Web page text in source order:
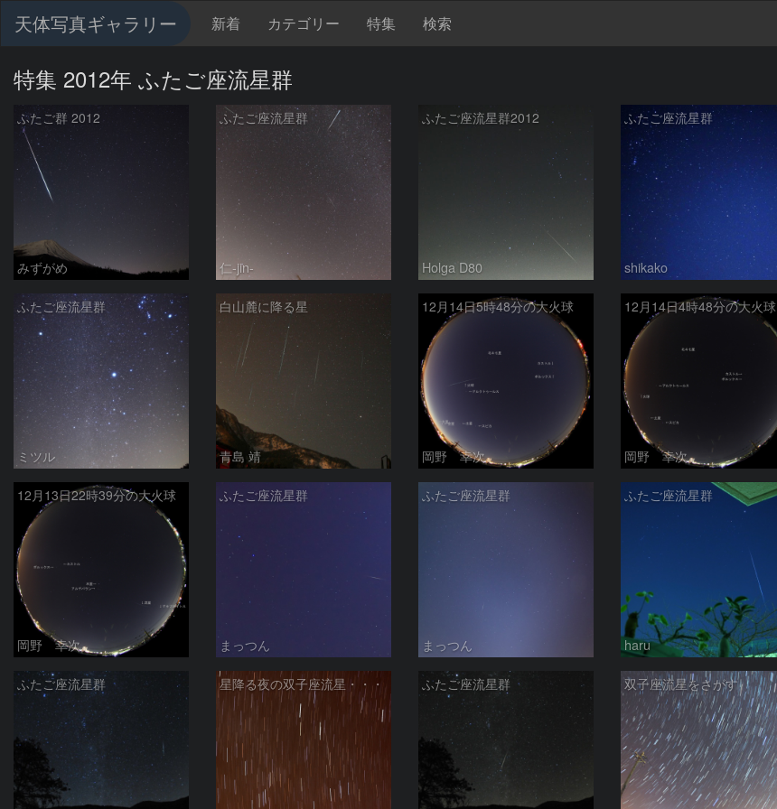
天体写真ギャラリー 新着 カテゴリー 特集 検索
特集 2012年 ふたご座流星群
ふたご群 2012
みずがめ
ふたご座流星群
仁-jin-
ふたご座流星群2012
Holga D80
ふたご座流星群
shikako
ふたご座流星群
ミツル
白山麓に降る星
青島 靖
12月14日5時48分の大火球
岡野 幸次
12月14日4時48分の大火球
岡野 幸次
12月13日22時39分の大火球
岡野 幸次
ふたご座流星群
まっつん
ふたご座流星群
まっつん
ふたご座流星群
haru
ふたご座流星群 星降る夜の双子座流星・・・ ふたご座流星群 双子座流星をさがす